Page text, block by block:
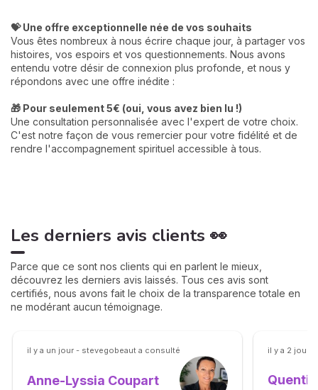
💝 Une offre exceptionnelle née de vos souhaits
Vous êtes nombreux à nous écrire chaque jour, à partager vos
histoires, vos espoirs et vos questionnements. Nous avons
entendu votre désir de connexion plus profonde, et nous y
répondons avec une offre inédite :
🎁 Pour seulement 5€ (oui, vous avez bien lu !)
Une consultation personnalisée avec l'expert de votre choix.
C'est notre façon de vous remercier pour votre fidélité et de
rendre l'accompagnement spirituel accessible à tous.
Les derniers avis clients 👀
Parce que ce sont nos clients qui en parlent le mieux,
découvrez les derniers avis laissés. Tous ces avis sont
certifiés, nous avons fait le choix de la transparence totale en
ne modérant aucun témoignage.
il y a un jour - stevegobeaut a consulté
Anne-Lyssia Coupart
il y a 2